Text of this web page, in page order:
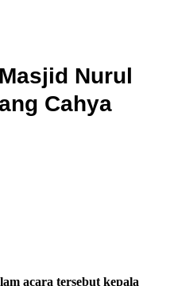
Nurul
Cahya
acara tersebut kepala